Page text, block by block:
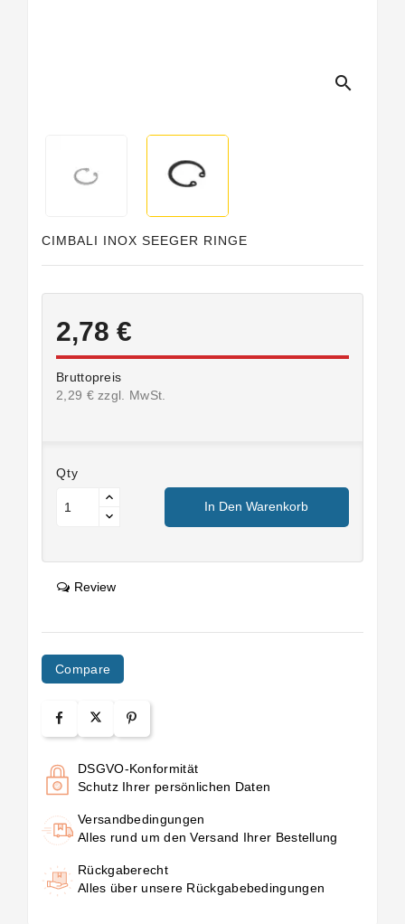
search
CIMBALI INOX SEEGER RINGE
2,78 €
Bruttopreis
2,29 € zzgl. MwSt.
Qty
In Den Warenkorb
Review
Compare
DSGVO-Konformität
Schutz Ihrer persönlichen Daten
Versandbedingungen
Alles rund um den Versand Ihrer Bestellung
Rückgaberecht
Alles über unsere Rückgabebedingungen